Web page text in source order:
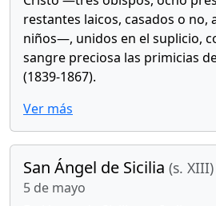
restantes laicos, casados o no,
niños—, unidos en el suplicio,
sangre preciosa las primicias
(1839-1867).
Ver más
San Ángel de Sicilia (s. XIII)
5 de mayo